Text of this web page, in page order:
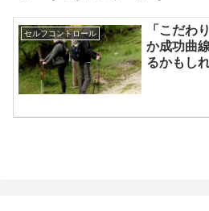
セルフコントロール
「こだわ
か成功曲
るかもし